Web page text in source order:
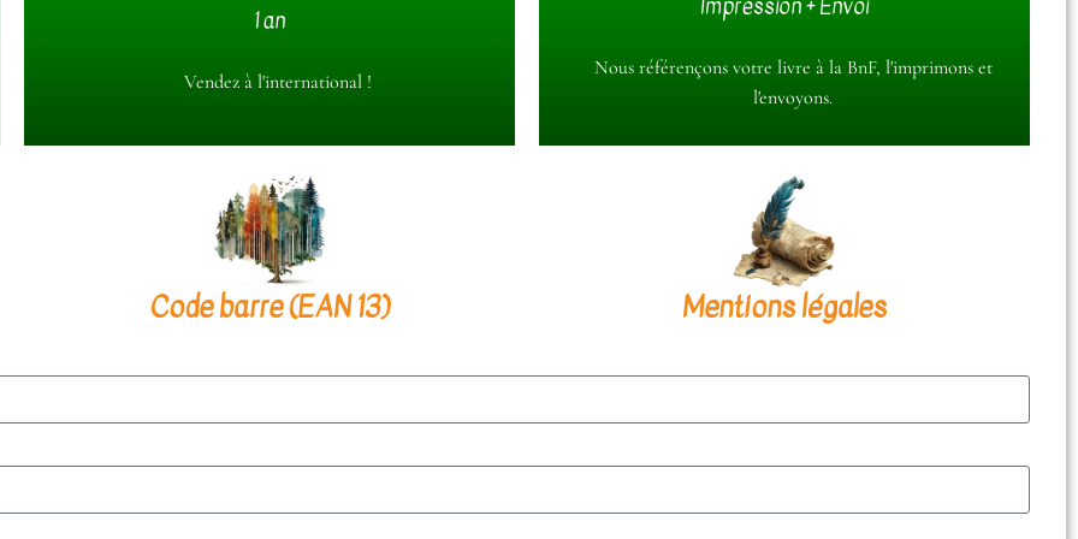
1 an
Vendez à l'international !
Gestion prise en main avec Amazon
déduction des frais de plateforme et de gestion.
Nous référençons votre livre à la BnF, l'imprimons et
l'envoyons.
Nous nous chargeons de l'administratif
Ne vous embêtez pas avec les démarches légales longuettes
et laissez-vous faire !
Code barre (EAN 13) Mentions légales